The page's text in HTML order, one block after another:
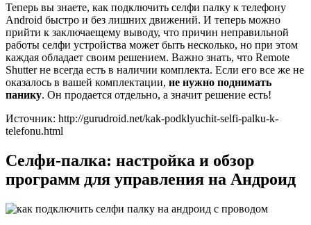
Теперь вы знаете, как подключить селфи палку к телефону
Android быстро и без лишних движений. И теперь можно
прийти к заключаещему выводу, что причин неправильной
работы селфи устройства может быть несколько, но при этом
каждая обладает своим решением. Важно знать, что Remote
Shutter не всегда есть в наличии комплекта. Если его все же не
оказалось в вашей комплектации, не нужно поднимать
панику. Он продается отдельно, а значит решение есть!
Источник: http://gurudroid.net/kak-podklyuchit-selfi-palku-k-
telefonu.html
Селфи-палка: настройка и обзор
программ для управления на Андроид